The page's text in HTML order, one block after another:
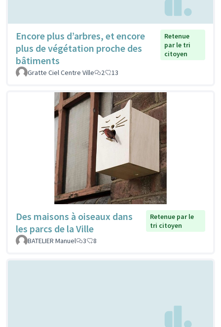
Encore plus d’arbres, et encore
plus de végétation proche des
bâtiments
Retenue
par le tri
citoyen
Gratte Ciel Centre Ville 2 13
Des maisons à oiseaux dans
les parcs de la Ville
Retenue par le
tri citoyen
BATELIER Manuel
3 8